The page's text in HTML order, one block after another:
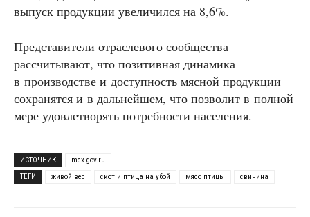
выпуск продукции увеличился на 8,6%.
Представители отраслевого сообщества
рассчитывают, что позитивная динамика
в производстве и доступность мясной продукции
сохранятся и в дальнейшем, что позволит в полной
мере удовлетворять потребности населения.
ИСТОЧНИК
mcx.gov.ru
ТЕГИ
живой вес скот и птица на убой мясо птицы свинина